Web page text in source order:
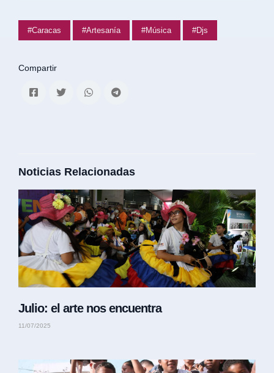
#Caracas #Artesanía #Música #Djs
Compartir
Noticias Relacionadas
Julio: el arte nos encuentra
11/07/2025